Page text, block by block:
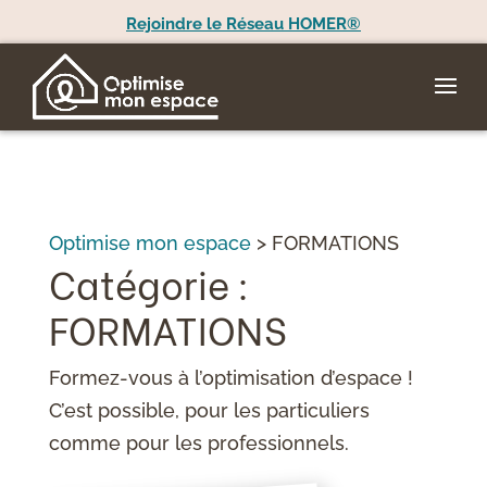
Rejoindre le Réseau HOMER®
Optimise mon espace> FORMATIONS
Catégorie :
FORMATIONS
Formez-vous à l’optimisation d’espace !
C’est possible, pour les particuliers
comme pour les professionnels.